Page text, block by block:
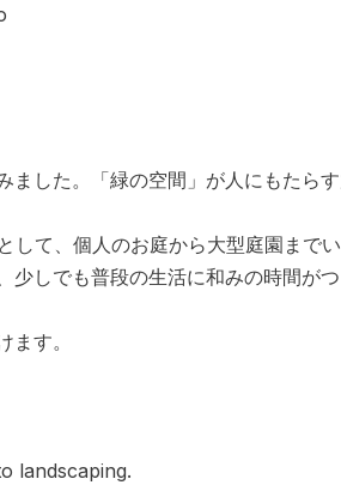
した。「緑の空間」が人にもたらす
て、個人のお庭から大型庭園まで
しでも普段の生活に和みの時間がつ
す。
landscaping.